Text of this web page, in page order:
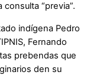
“previa”.
indígena Pedro
Fernando
prebendas que
den su